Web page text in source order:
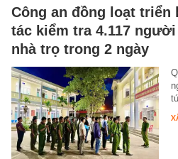
Công an đồng loạt triển
tác kiểm tra 4.117
nhà trọ trong 2 ngày